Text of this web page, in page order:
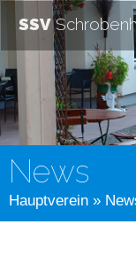
SSV
News
Hauptverein »